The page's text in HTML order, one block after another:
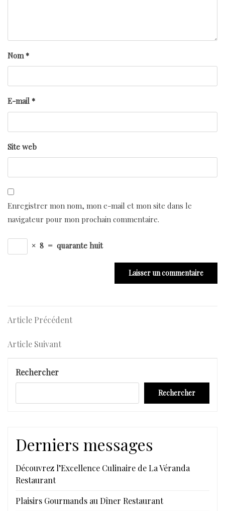
Nom *
E-mail *
Site web
Enregistrer mon nom, mon e-mail et mon site dans le
navigateur pour mon prochain commentaire.
× 8 = quarante huit
Navigation
de
Article
Article Précédent
Article
Article Suivant
Rechercher
Rechercher
Derniers messages
Découvrez l’Excellence Culinaire de La Véranda
Restaurant
Plaisirs Gourmands au Dîner Restaurant